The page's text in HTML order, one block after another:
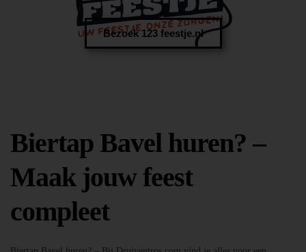
Bezoek 123 feestje.nl
Biertap Bavel huren? –
Maak jouw feest
compleet